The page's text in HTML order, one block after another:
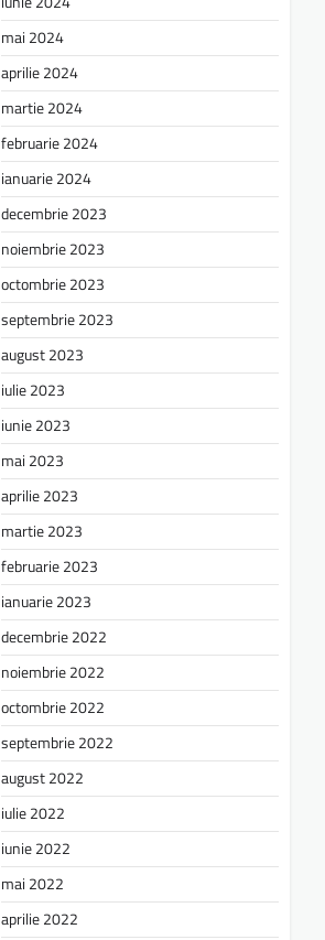
mai 2024
aprilie 2024
martie 2024
februarie 2024
ianuarie 2024
decembrie 2023
noiembrie 2023
octombrie 2023
septembrie 2023
august 2023
iulie 2023
iunie 2023
mai 2023
aprilie 2023
martie 2023
februarie 2023
ianuarie 2023
decembrie 2022
noiembrie 2022
octombrie 2022
septembrie 2022
august 2022
iulie 2022
iunie 2022
mai 2022
aprilie 2022